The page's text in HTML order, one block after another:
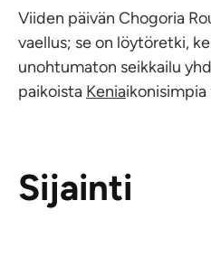
Viiden päivän Chogoria
vaellus; se on löytöretki,
unohtumaton seikkailu
paikoista Keniaikonisimpia
Sijainti